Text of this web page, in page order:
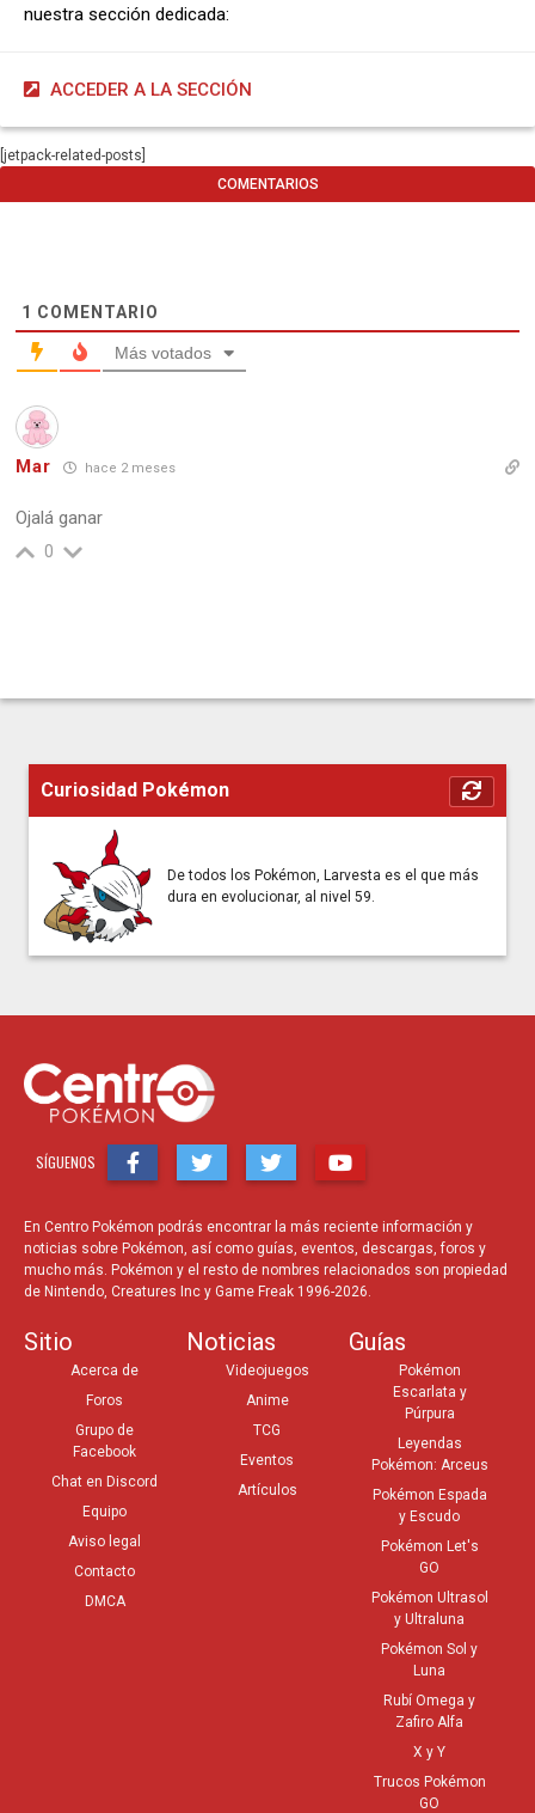
nuestra sección dedicada:
ACCEDER A LA SECCIÓN
[jetpack-related-posts]
COMENTARIOS
1 COMENTARIO
Más votados
Mar hace 2 meses
Ojalá ganar
0
Curiosidad Pokémon
De todos los Pokémon, Larvesta es el que más
dura en evolucionar, al nivel 59.
SÍGUENOS
En Centro Pokémon podrás encontrar la más reciente información y
noticias sobre Pokémon, así como guías, eventos, descargas, foros y
mucho más. Pokémon y el resto de nombres relacionados son propiedad
de Nintendo, Creatures Inc y Game Freak 1996-2026.
Sitio
Acerca de
Foros
Grupo de
Facebook
Chat en Discord
Equipo
Aviso legal
Contacto
DMCA
Noticias
Videojuegos
Anime
TCG
Eventos
Artículos
Guías
Pokémon
Escarlata y
Púrpura
Leyendas
Pokémon: Arceus
Pokémon Espada
y Escudo
Pokémon Let's
GO
Pokémon Ultrasol
y Ultraluna
Pokémon Sol y
Luna
Rubí Omega y
Zafiro Alfa
X y Y
Trucos Pokémon
GO